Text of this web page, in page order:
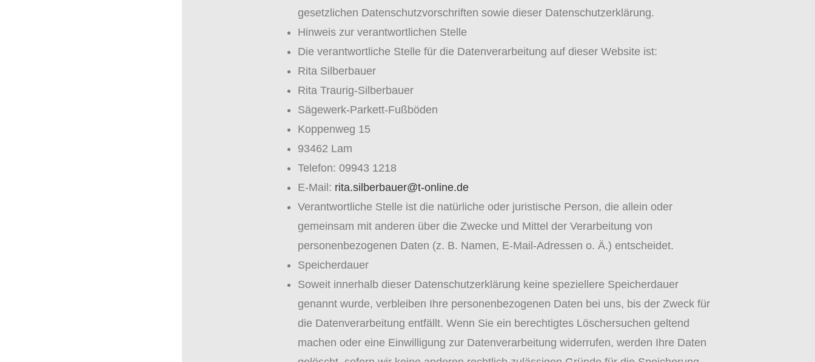
gesetzlichen Datenschutzvorschriften sowie dieser Datenschutzerklärung.
Hinweis zur verantwortlichen Stelle
Die verantwortliche Stelle für die Datenverarbeitung auf dieser Website ist:
Rita Silberbauer
Rita Traurig-Silberbauer
Sägewerk-Parkett-Fußböden
Koppenweg 15
93462 Lam
Telefon: 09943 1218
E-Mail: rita.silberbauer@t-online.de
Verantwortliche Stelle ist die natürliche oder juristische Person, die allein oder
gemeinsam mit anderen über die Zwecke und Mittel der Verarbeitung von
personenbezogenen Daten (z. B. Namen, E-Mail-Adressen o. Ä.) entscheidet.
Speicherdauer
Soweit innerhalb dieser Datenschutzerklärung keine speziellere Speicherdauer
genannt wurde, verbleiben Ihre personenbezogenen Daten bei uns, bis der Zweck für
die Datenverarbeitung entfällt. Wenn Sie ein berechtigtes Löschersuchen geltend
machen oder eine Einwilligung zur Datenverarbeitung widerrufen, werden Ihre Daten